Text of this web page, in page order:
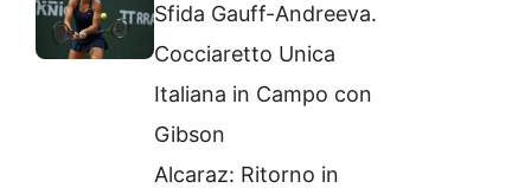
Sfida Gauff-Andreeva.
Cocciaretto Unica
Italiana in Campo con
Gibson
Alcaraz: Ritorno in